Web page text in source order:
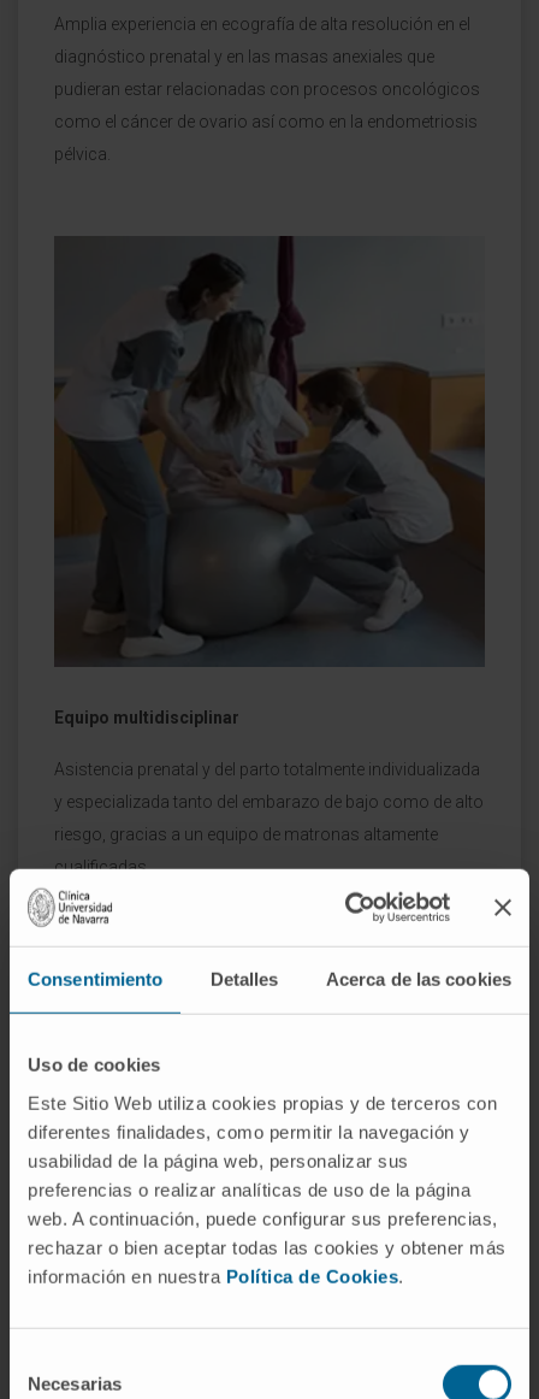
Consentimiento Detalles Acerca de las cookies
Uso de cookies
Este Sitio Web utiliza cookies propias y de terceros con
diferentes finalidades, como permitir la navegación y
usabilidad de la página web, personalizar sus
preferencias o realizar analíticas de uso de la página
web. A continuación, puede configurar sus preferencias,
rechazar o bien aceptar todas las cookies y obtener más
información en nuestra Política de Cookies.
Necesarias
Amplia experiencia en ecografía de alta resolución en el
diagnóstico prenatal y en las masas anexiales que
pudieran estar relacionadas con procesos oncológicos
como el cáncer de ovario así como en la endometriosis
pélvica.
Equipo multidisciplinar
Asistencia prenatal y del parto totalmente individualizada
y especializada tanto del embarazo de bajo como de alto
riesgo, gracias a un equipo de matronas altamente
cualificadas.
¿Por qué en la Clínica?
Experiencia de más de 30 años en cirugía
Somos el centro sanitario privado con mayor
en un mismo recinto.